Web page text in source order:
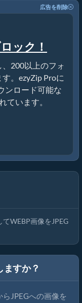
広告を削除
ック！
、200以上のフォ
。ezyZip Proに
ンロード可能な
ています。
WEBP画像をJPEG
ますか？
JPEGへの画像を